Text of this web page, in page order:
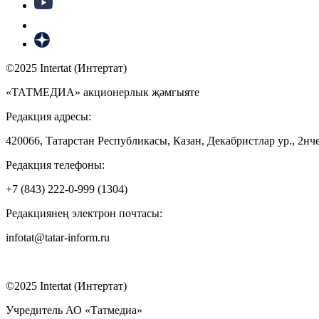
©2025 Intertat (Интертат)
«ТАТМЕДИА» акционерлык җәмгыяте
Редакция адресы:
420066, Татарстан Республикасы, Казан, Декабристлар ур.,
Редакция телефоны:
+7 (843) 222-0-999 (1304)
Редакциянең электрон почтасы:
infotat@tatar-inform.ru
©2025 Intertat (Интертат)
Учредитель АО «Татмедиа»